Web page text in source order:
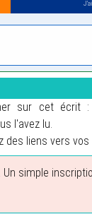
sur cet écrit
l'avez lu.
liens vers vos
simple